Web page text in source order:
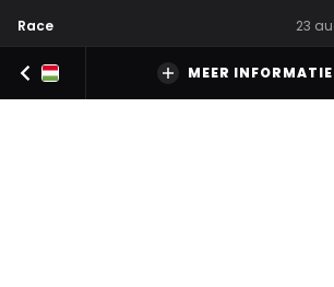
Race
23
MEER INFORMATIE